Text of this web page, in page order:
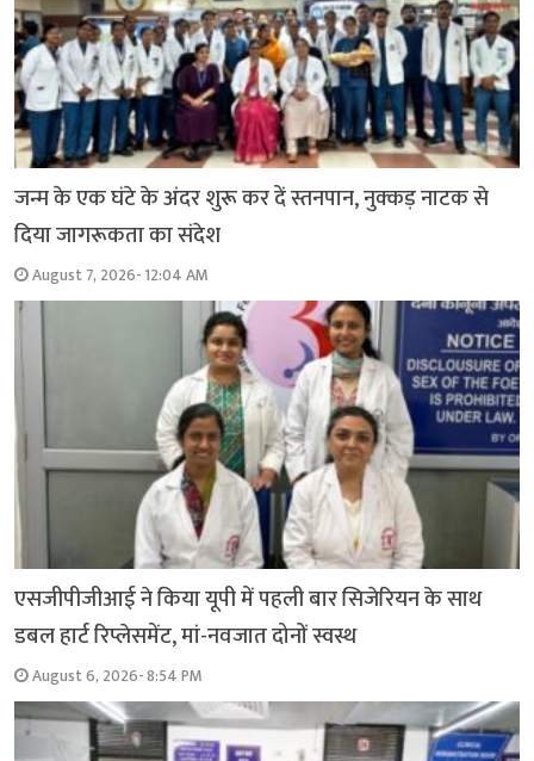
जन्म के एक घंटे के अंदर शुरू कर दें स्तनपान, नुक्कड़ नाटक से
दिया जागरूकता का संदेश
August 7, 2026- 12:04 AM
एसजीपीजीआई ने किया यूपी में पहली बार सिजेरियन के साथ
डबल हार्ट रिप्लेसमेंट, मां-नवजात दोनों स्वस्थ
August 6, 2026- 8:54 PM